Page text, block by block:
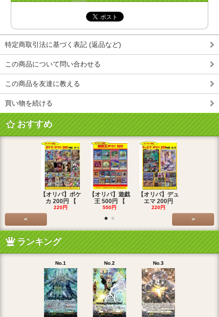
特定商取引法に基づく表記 (返品など)
この商品について問い合わせる
この商品を友達に教える
買い物を続ける
おすすめ
【オリパ】ポケ
カ 200円 【
220円
【オリパ】遊戯
王 500円 【
550円
【オリパ】デュ
エマ 200円
220円
< >
ランキング
No.1 No.2 No.3